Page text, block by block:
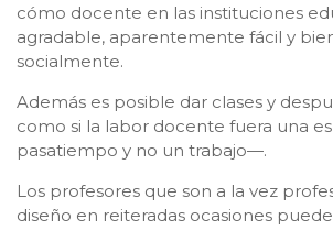
cómo docente en las instituciones
agradable, aparentemente fácil y
socialmente.
Además es posible dar clases y
como si la labor docente fuera una
pasatiempo y no un trabajo—.
Los profesores que son a la vez
diseño en reiteradas ocasiones